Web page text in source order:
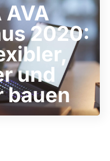
AVA
2020:
und
bauen